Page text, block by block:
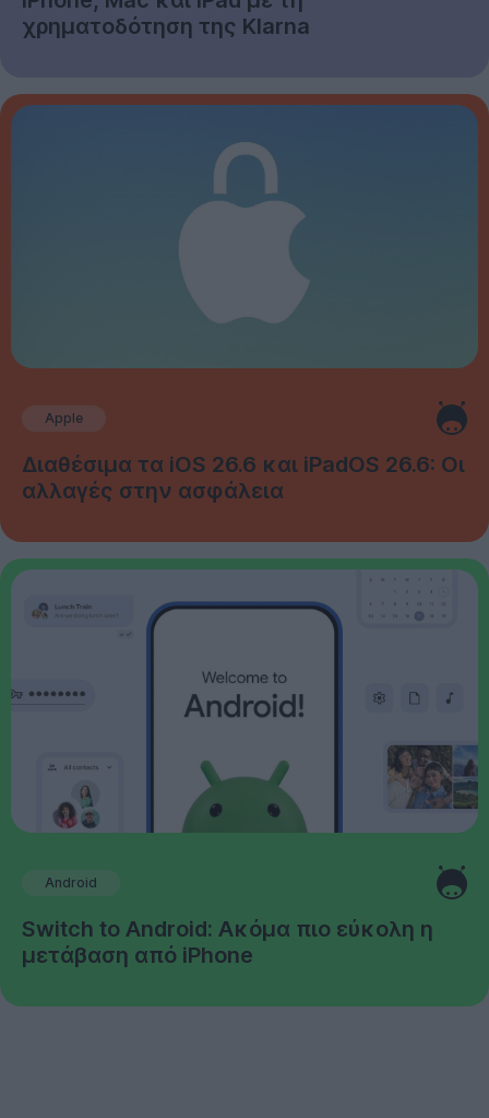
χρηματοδότηση της Klarna
Apple
Διαθέσιμα τα iOS 26.6 και iPadOS 26.6: Οι
αλλαγές στην ασφάλεια
Android
Switch to Android: Ακόμα πιο εύκολη η
μετάβαση από iPhone